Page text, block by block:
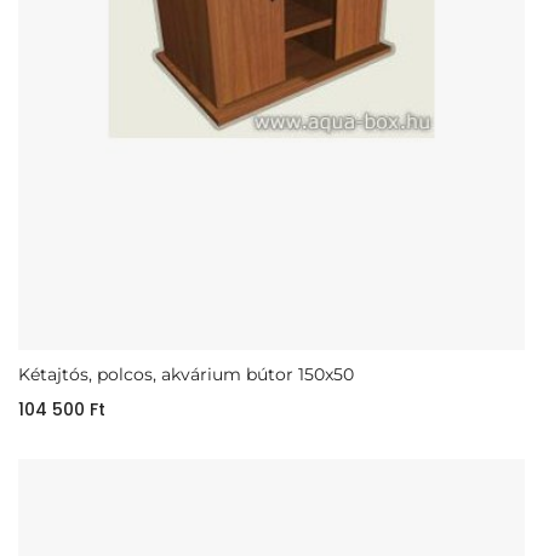
Kétajtós, polcos, akvárium bútor 150x50
104 500 Ft